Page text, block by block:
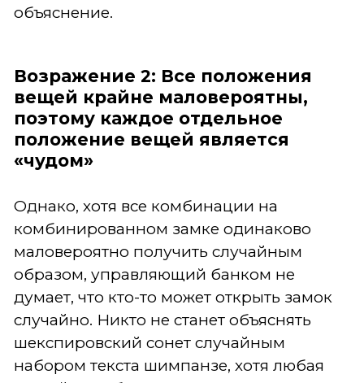
объяснение.
Возражение 2: Все положения
вещей крайне маловероятны,
поэтому каждое отдельное
положение вещей является
«чудом»
Однако, хотя все комбинации на
комбинированном замке одинаково
маловероятно получить случайным
образом, управляющий банком не
думает, что кто-то может открыть замок
случайно. Никто не станет объяснять
шекспировский сонет случайным
набором текста шимпанзе, хотя любая